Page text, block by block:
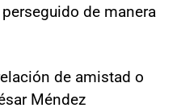
de manera
de amistad o
Méndez